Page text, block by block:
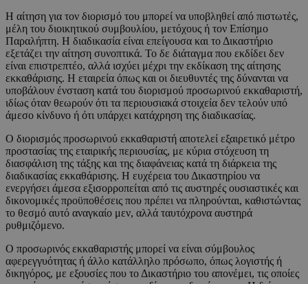
Η αίτηση για τον διορισμό του μπορεί να υποβληθεί από πιστωτές,
μέλη του διοικητικού συμβουλίου, μετόχους ή τον Επίσημο
Παραλήπτη. Η διαδικασία είναι επείγουσα και το Δικαστήριο
εξετάζει την αίτηση συνοπτικά. Το δε διάταγμα που εκδίδει δεν
είναι επιστρεπτέο, αλλά ισχύει μέχρι την εκδίκαση της αίτησης
εκκαθάρισης. Η εταιρεία όπως και οι διευθυντές της δύνανται να
υποβάλουν ένσταση κατά του διορισμού προσωρινού εκκαθαριστή,
ιδίως όταν θεωρούν ότι τα περιουσιακά στοιχεία δεν τελούν υπό
άμεσο κίνδυνο ή ότι υπάρχει κατάχρηση της διαδικασίας.
Ο διορισμός προσωρινού εκκαθαριστή αποτελεί εξαιρετικό μέτρο
προστασίας της εταιρικής περιουσίας, με κύρια στόχευση τη
διασφάλιση της τάξης και της διαφάνειας κατά τη διάρκεια της
διαδικασίας εκκαθάρισης. Η ευχέρεια του Δικαστηρίου να
ενεργήσει άμεσα εξισορροπείται από τις αυστηρές ουσιαστικές και
δικονομικές προϋποθέσεις που πρέπει να πληρούνται, καθιστώντας
το θεσμό αυτό αναγκαίο μεν, αλλά ταυτόχρονα αυστηρά
ρυθμιζόμενο.
Ο προσωρινός εκκαθαριστής μπορεί να είναι σύμβουλος
αφερεγγυότητας ή άλλο κατάλληλο πρόσωπο, όπως λογιστής ή
δικηγόρος, με εξουσίες που το Δικαστήριο του απονέμει, τις οποίες